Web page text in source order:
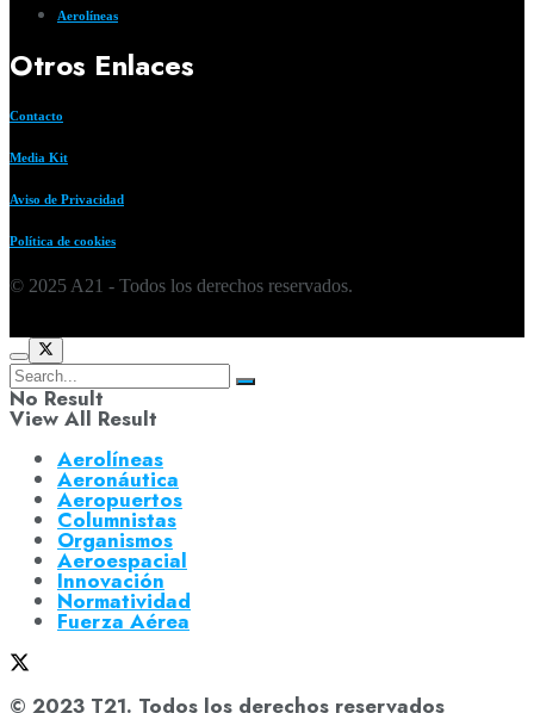
Aerolíneas
Otros Enlaces
Contacto
Media Kit
Aviso de Privacidad
Política de cookies
© 2025 A21 - Todos los derechos reservados.
No Result
View All Result
Aerolíneas
Aeronáutica
Aeropuertos
Columnistas
Organismos
Aeroespacial
Innovación
Normatividad
Fuerza Aérea
© 2023 T21. Todos los derechos reservados